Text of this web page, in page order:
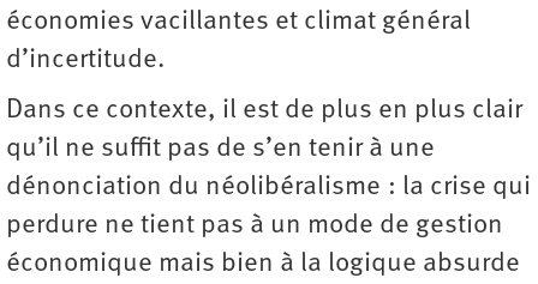
économies vacillantes et climat ­général
d’incertitude.
Dans ce contexte, il est de plus en plus clair
qu’il ne suffit pas de s’en tenir à une
dénonciation du néolibéralisme : la crise qui
perdure ne tient pas à un mode de gestion
économique mais bien à la logique absurde